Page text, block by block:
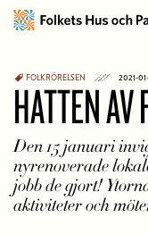
FOLKRÖRELSEN 2021-
HATTEN
Den 15 januari
nyrenoverade
jobb de gjort!
aktiviteter och